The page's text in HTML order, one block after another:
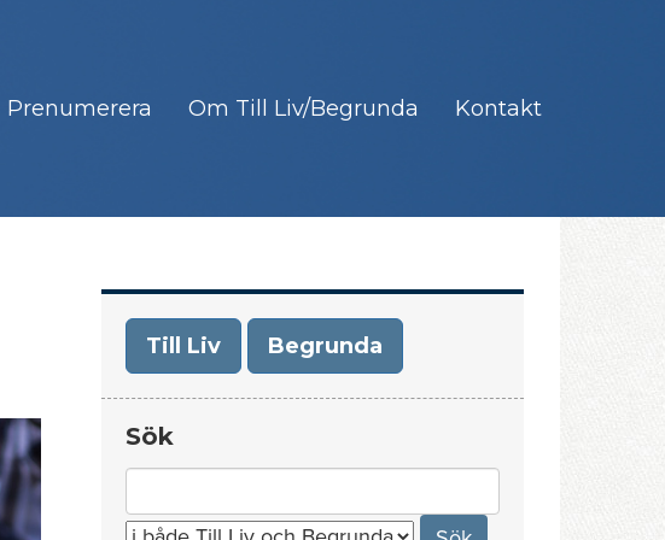
Prenumerera Om Till Liv/Begrunda Kontakt
Till Liv Begrunda
Sök
for: